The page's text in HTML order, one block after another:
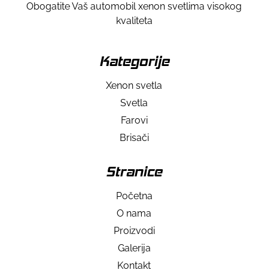
Obogatite Vaš automobil xenon svetlima visokog
kvaliteta
Kategorije
Xenon svetla
Svetla
Farovi
Brisači
Stranice
Početna
O nama
Proizvodi
Galerija
Kontakt